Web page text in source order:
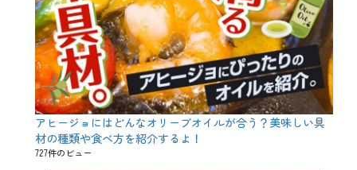
アヒージョにはどんなオリーブオイルが合う？美味しい具
材の種類や食べ方を紹介するよ！
727件のビュー